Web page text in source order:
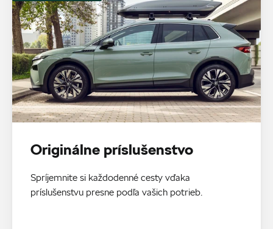
Originálne príslušenstvo
Spríjemnite si každodenné cesty vďaka
príslušenstvu presne podľa vašich potrieb.